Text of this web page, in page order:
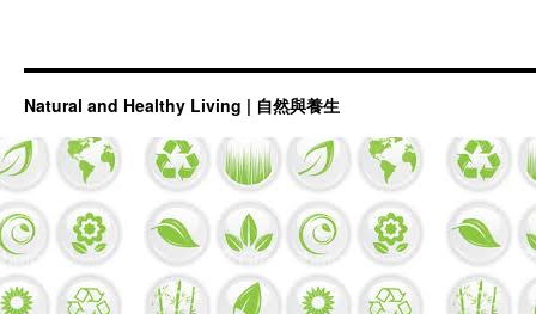
Natural and Healthy Living | 自然與養生